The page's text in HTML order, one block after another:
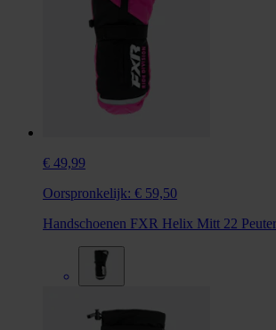
€ 49,99
Oorspronkelijk: € 59,50
Handschoenen FXR Helix Mitt 22 Peuter